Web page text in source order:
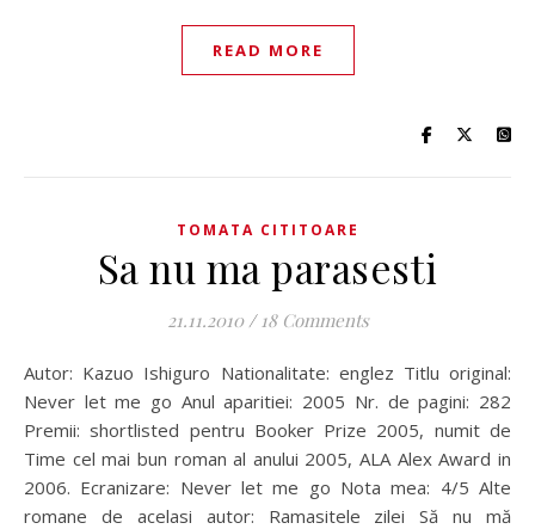
READ MORE
TOMATA CITITOARE
Sa nu ma parasesti
21.11.2010 / 18 Comments
Autor: Kazuo Ishiguro Nationalitate: englez Titlu original:
Never let me go Anul aparitiei: 2005 Nr. de pagini: 282
Premii: shortlisted pentru Booker Prize 2005, numit de
Time cel mai bun roman al anului 2005, ALA Alex Award in
2006. Ecranizare: Never let me go Nota mea: 4/5 Alte
romane de acelasi autor: Ramasitele zilei Să nu mă